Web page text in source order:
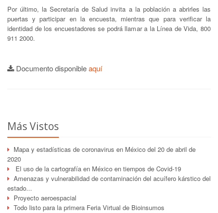
Por último, la Secretaría de Salud invita a la población a abrirles las
puertas y participar en la encuesta, mientras que para verificar la
identidad de los encuestadores se podrá llamar a la Línea de Vida, 800
911 2000.
Documento disponibleaquí
Más Vistos
Mapa y estadísticas de coronavirus en México del 20 de abril de
2020
El uso de la cartografía en México en tiempos de Covid-19
Amenazas y vulnerabilidad de contaminación del acuífero kárstico del
estado...
Proyecto aeroespacial
Todo listo para la primera Feria Virtual de Bioinsumos